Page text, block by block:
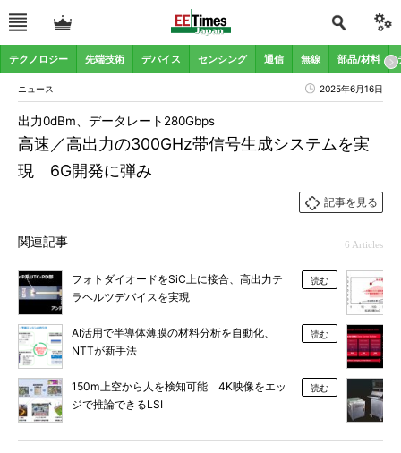
テクノロジー 先端技術 デバイス センシング 通信 無線 部品/材料
ニュース 2025年6月16日
高速／高出力の300GHz帯信号生成システムを実
現 6G開発に弾み
出力0dBm、データレート280Gbps
記事を見る
関連記事 6 Articles
フォトダイオードをSiC上に接合、高出力テ
ラヘルツデバイスを実現
読む
AI活用で半導体薄膜の材料分析を自動化、
NTTが新手法
読む
150m上空から人を検知可能 4K映像をエッ
ジで推論できるLSI
読む